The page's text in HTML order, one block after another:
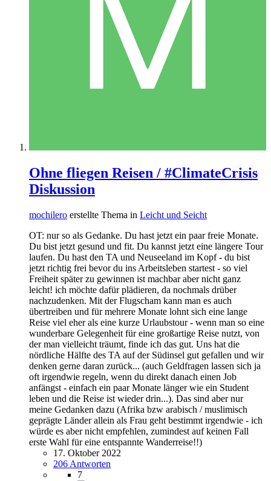
Ohne fliegen Reisen / #ClimateCrisis
Diskussion
mochilero erstellte Thema in Leicht und Seicht
OT: nur so als Gedanke. Du hast jetzt ein paar freie Monate.
Du bist jetzt gesund und fit. Du kannst jetzt eine längere Tour
laufen. Du hast den TA und Neuseeland im Kopf - du bist
jetzt richtig frei bevor du ins Arbeitsleben startest - so viel
Freiheit später zu gewinnen ist machbar aber nicht ganz
leicht! ich möchte dafür plädieren, da nochmals drüber
nachzudenken. Mit der Flugscham kann man es auch
übertreiben und für mehrere Monate lohnt sich eine lange
Reise viel eher als eine kurze Urlaubstour - wenn man so eine
wunderbare Gelegenheit für eine großartige Reise nutzt, von
der man vielleicht träumt, finde ich das gut. Uns hat die
nördliche Hälfte des TA auf der Südinsel gut gefallen und wir
denken gerne daran zurück... (auch Geldfragen lassen sich ja
oft irgendwie regeln, wenn du direkt danach einen Job
anfängst - einfach ein paar Monate länger wie ein Student
leben und die Reise ist wieder drin...). Das sind aber nur
meine Gedanken dazu (Afrika bzw arabisch / muslimisch
geprägte Länder allein als Frau geht bestimmt irgendwie - ich
würde es aber nicht empfehlen, zumindest auf keinen Fall
erste Wahl für eine entspannte Wanderreise!!)
17. Oktober 2022
206 Antworten
7